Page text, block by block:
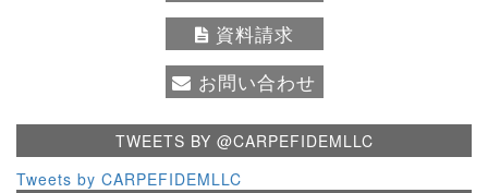
資料請求
お問い合わせ
TWEETS BY @CARPEFIDEMLLC
Tweets by CARPEFIDEMLLC